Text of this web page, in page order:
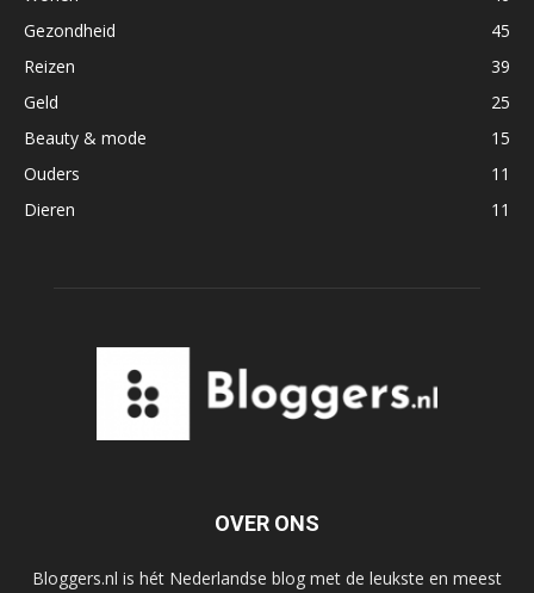
Gezondheid
45
Reizen
39
Geld
25
Beauty & mode
15
Ouders
11
Dieren
11
OVER ONS
Bloggers.nl is hét Nederlandse blog met de leukste en meest